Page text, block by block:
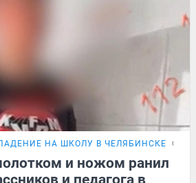
НА ШКОЛУ В ЧЕЛЯБИНСКЕ
и ножом ранил
и педагога в